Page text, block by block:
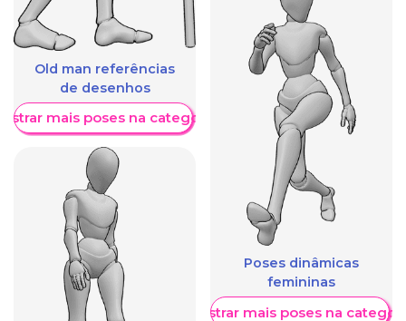
Old man referências
de desenhos
mais poses na categoria
Poses dinâmicas
femininas
Mostrar mais poses na